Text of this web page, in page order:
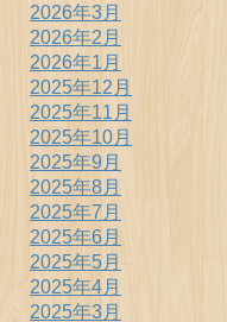
2026年3月
2026年2月
2026年1月
2025年12月
2025年11月
2025年10月
2025年9月
2025年8月
2025年7月
2025年6月
2025年5月
2025年4月
2025年3月